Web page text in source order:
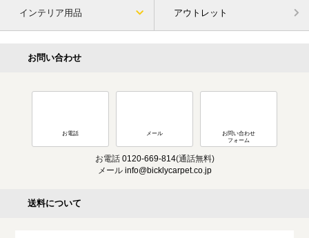
インテリア用品 アウトレット
お問い合わせ
お電話 メール
お問い合わせ
フォーム
お電話 0120-669-814(通話無料)
メール info@bicklycarpet.co.jp
送料について